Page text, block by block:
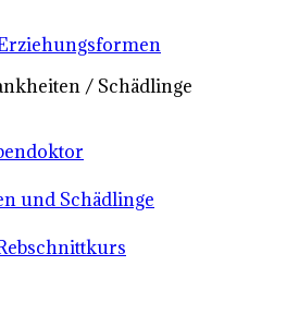
/ Schädlinge
und Schädlinge